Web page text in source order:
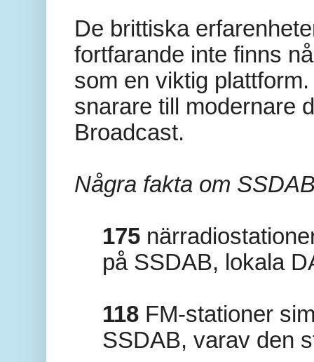
De brittiska
fortfarande inte finns
som en viktig
snarare till modernare
Broadcast.
Några fakta om
175
på SSDAB, lokala
118 FM-stationer
SSDAB, varav den